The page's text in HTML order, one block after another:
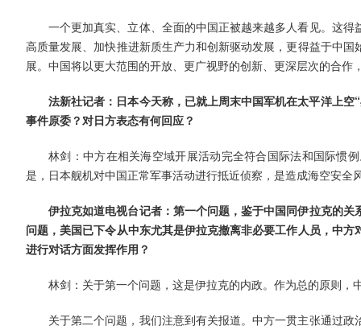
一个更加真实、立体、全面的中国正被越来越多人看见。这
高质量发展、加快推进新质生产力和创新驱动发展，更得益于中
展。中国将以更大范围的开放、更广视野的创新、更深层次的合
法新社记者：日本今天称，已就上周末中国军机在太平洋上
事件原委？对日方表态有何回应？
林剑：中方在相关海空域开展活动完全符合国际法和国际惯
是，日本舰机对中国正常军事活动进行抵近侦察，是造成海空安
伊拉克如道电视台记者：第一个问题，鉴于中国同伊拉克的
问题，美国已下令从中东尤其是伊拉克撤离非必要工作人员，中
进行对话方面发挥作用？
林剑：关于第一个问题，这是伊拉克的内政。作为总的原则，
关于第二个问题，我们注意到有关报道。中方一贯主张通过